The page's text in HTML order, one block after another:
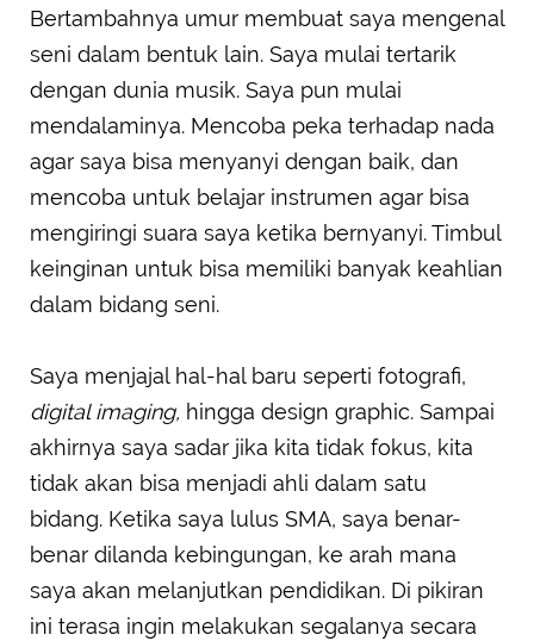
Bertambahnya umur membuat saya mengenal
seni dalam bentuk lain. Saya mulai tertarik
dengan dunia musik. Saya pun mulai
mendalaminya. Mencoba peka terhadap nada
agar saya bisa menyanyi dengan baik, dan
mencoba untuk belajar instrumen agar bisa
mengiringi suara saya ketika bernyanyi. Timbul
keinginan untuk bisa memiliki banyak keahlian
dalam bidang seni.
Saya menjajal hal-hal baru seperti fotografi,
digital imaging, hingga design graphic. Sampai
akhirnya saya sadar jika kita tidak fokus, kita
tidak akan bisa menjadi ahli dalam satu
bidang. Ketika saya lulus SMA, saya benar-
benar dilanda kebingungan, ke arah mana
saya akan melanjutkan pendidikan. Di pikiran
ini terasa ingin melakukan segalanya secara